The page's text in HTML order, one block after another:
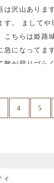
来年また来よ
は沢山ありま
す。 ましてや
こちらは姫路
急になってま
敵が登りづら
垣の角を見る
。 そして、私
節でした🍁城
えるような紅
ます。 ネット
4 5
ィ